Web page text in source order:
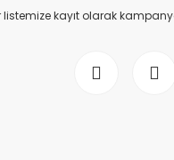
listemize kayıt olarak